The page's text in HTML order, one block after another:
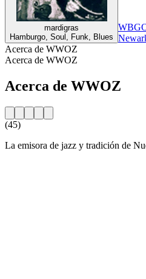
mardigras
Hamburgo, Soul, Funk, Blues
Acerca de WWOZ
Acerca de WWOZ
Acerca de WWOZ
(45)
La emisora de jazz y tradición de